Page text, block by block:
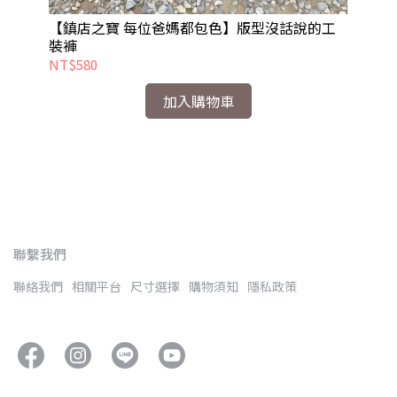
【鎮店之寶 每位爸媽都包色】版型沒話說的工
裝褲
NT$580
加入購物車
聯繫我們
聯絡我們 相關平台 尺寸選擇 購物須知 隱私政策